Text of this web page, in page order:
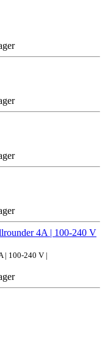
| 100-240 V |